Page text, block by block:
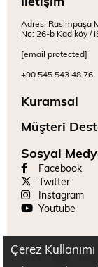
Adres: Rasimpaşa
No: 26-b Kadıköy /
[email protected]
+90 545 543 48 76
Kuramsal
Müşteri
Sosyal
Facebook
Twitter
Instagram
Youtube
Çerez Kullanımı